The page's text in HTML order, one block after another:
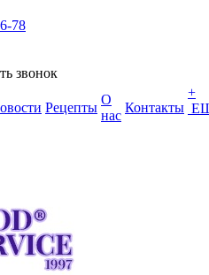
78
звонок
Рецепты
О
нас
Контакты
+